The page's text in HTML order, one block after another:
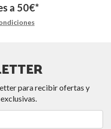
a 50€*
para recibir ofertas y